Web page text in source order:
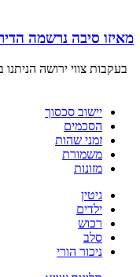
מאיזו סיבה נרשמה
בעקבות צווי ירושה
יישוב סכסוך
הסכמים
זמני שהות
משמורת
מזונות
גיטין
ילדים
רכוש
סלב
ניכור הורי